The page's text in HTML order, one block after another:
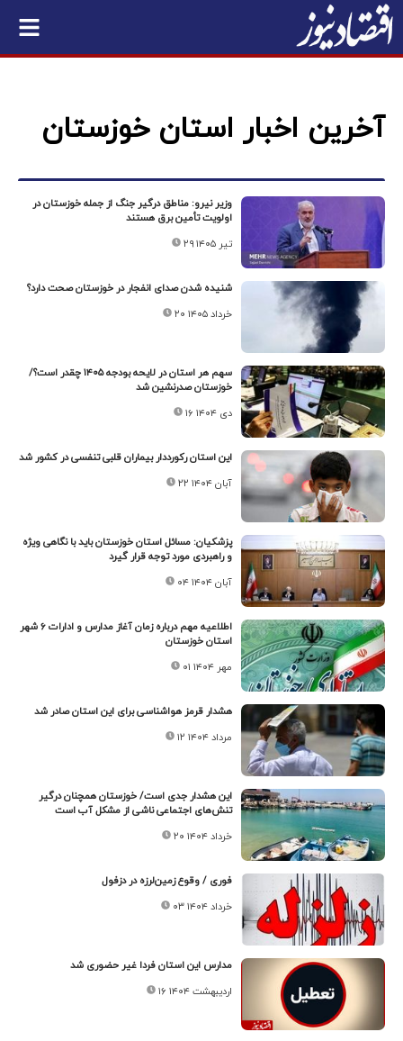
آخرین اخبار استان خوزستان
وزیر نیرو: مناطق درگیر جنگ از جمله خوزستان در
اولویت تأمین برق هستند
۲۹ تیر ۱۴۰۵
شنیده شدن صدای انفجار در خوزستان صحت دارد؟
۲۰ خرداد ۱۴۰۵
سهم هر استان در لایحه بودجه ۱۴۰۵ چقدر است؟/
خوزستان صدرنشین شد
۱۶ دی ۱۴۰۴
این استان رکورددار بیماران قلبی تنفسی در کشور شد
۲۲ آبان ۱۴۰۴
پزشکیان: مسائل استان خوزستان باید با نگاهی ویژه
و راهبردی مورد توجه قرار گیرد
۰۴ آبان ۱۴۰۴
اطلاعیه مهم درباره زمان آغاز مدارس و ادارات ۶ شهر
استان خوزستان
۰۱ مهر ۱۴۰۴
هشدار قرمز هواشناسی برای این استان صادر شد
۱۲ مرداد ۱۴۰۴
این هشدار جدی است/ خوزستان همچنان درگیر
تنش‌های اجتماعی ناشی از مشکل آب است
۲۰ خرداد ۱۴۰۴
فوری / وقوع زمین‌لرزه در دزفول
۰۳ خرداد ۱۴۰۴
مدارس این استان فردا غیر حضوری شد
۱۶ اردیبهشت ۱۴۰۴